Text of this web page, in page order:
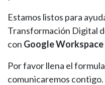
Estamos listos para
Transformación Digital
con Google
Por favor llena el
comunicaremos contigo.